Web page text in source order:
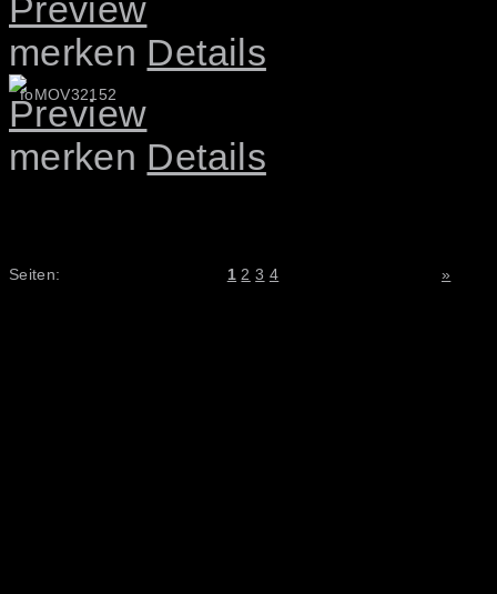
merken Details
foMOV32152
merken Details
Seiten: 1 2 3 4 »